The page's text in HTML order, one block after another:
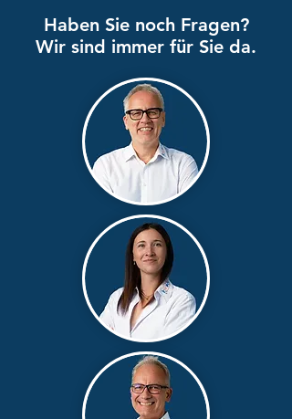
Haben Sie noch Fragen?
Wir sind immer für Sie da.